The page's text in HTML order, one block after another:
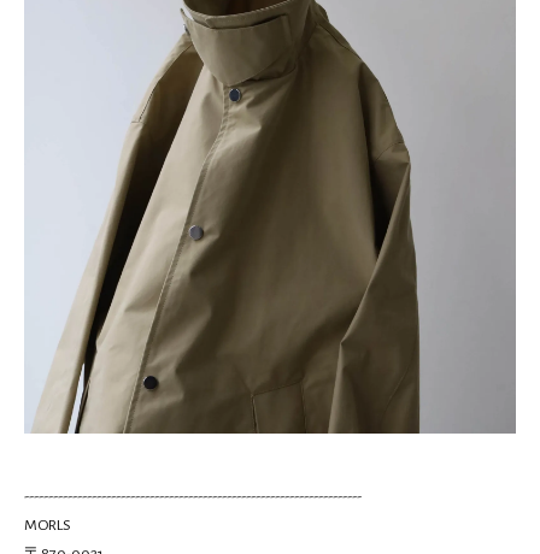
----------------------------------------------------------------------
MORLS